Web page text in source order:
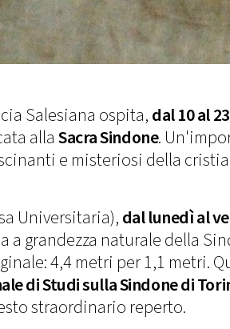
Salesiana ospita,dal 10 al
allaSacra Sindone.
e misteriosi della
Universitaria),dal lunedì al
a grandezza naturale della
4,4 metri per 1,1 metri.
di Studi sulla Sindone di
straordinario reperto.